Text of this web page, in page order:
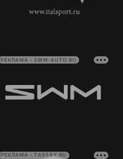
РЕКЛАМА • SWM-AUTO.RU
РЕКЛАМА • TASSAY.RU